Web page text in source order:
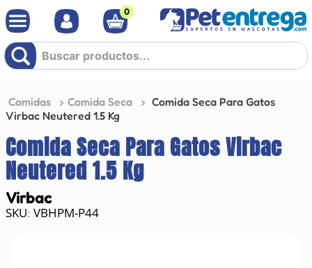
0
Buscar productos...
Comidas Comida Seca
Comida Seca Para Gatos
Virbac Neutered 1.5 Kg
Comida Seca Para Gatos Virbac
Neutered 1.5 Kg
Virbac
: VBHPM-P44